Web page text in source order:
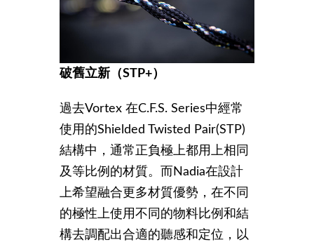
破舊立新（STP+）
過去Vortex 在C.F.S. Series中經常
使用的Shielded Twisted Pair(STP)
結構中，通常正負極上都用上相同
及等比例的材質。而Nadia在設計
上希望融合更多材質優勢，在不同
的極性上使用不同的物料比例和結
構去調配出合適的聽感和定位，以